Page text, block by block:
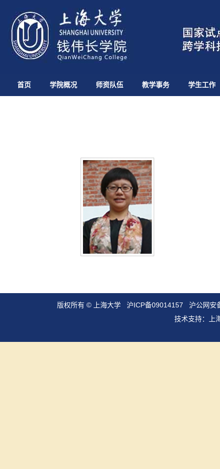
首页 学院概况 师资队伍 教学事务 学生工作
版权所有 ©上海大学 沪ICP备09014157
沪公网安
技术支持：